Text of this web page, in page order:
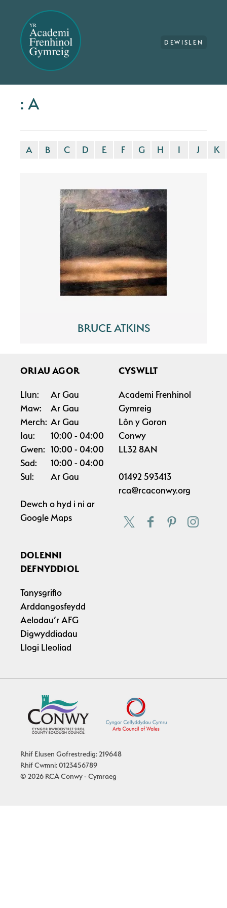
DEWISLEN
: A
A B C D E F G H I J K
BRUCE ATKINS
ORIAU AGOR
Llun:
Ar Gau
Maw:
Ar Gau
Merch: Ar Gau
Iau:
10:00
04:00
Gwen: 10:00
04:00
Sad:
10:00
04:00
Sul:
Ar Gau
Dewch o hyd i ni ar
Google Maps
CYSWLLT
Academi Frenhinol
Gymreig
Lôn y Goron
Conwy
LL32 8AN
01492 593413
rca@rcaconwy.org
DOLENNI
DEFNYDDIOL
Tanysgrifio
Arddangosfeydd
Aelodau’r AFG
Digwyddiadau
Llogi Lleoliad
Rhif Elusen Gofrestredig: 219648
Rhif Cwmni: 0123456789
© 2026 RCA Conwy - Cymraeg